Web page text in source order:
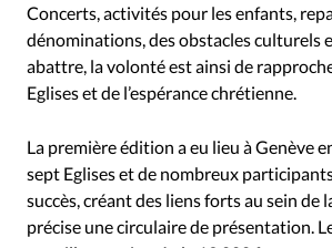
Concerts, activités pour les enfants,
dénominations, des obstacles culturels
abattre, la volonté est ainsi de
Eglises et de l’espérance chrétienne.
La première édition a eu lieu à Genève
sept Eglises et de nombreux
succès, créant des liens forts au sein de
précise une circulaire de présentation.